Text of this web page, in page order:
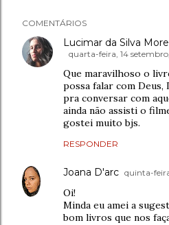
COMENTÁRIOS
Lucimar da Silva
quarta-feira, 14
Que maravilhoso o
possa falar com
pra conversar com
ainda não assisti o
gostei muito bjs.
RESPONDER
Joana D'arc quinta-
Oi!
Minda eu amei a
bom livros que nos